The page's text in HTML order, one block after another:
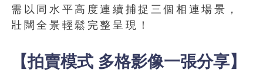
需以同水平高度連續捕捉三個相連場景，
壯闊全景輕鬆完整呈現！
【拍賣模式 多格影像一張分享】